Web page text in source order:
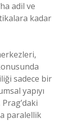
adil ve
kadar
sadece bir
yapıyı
paralellik